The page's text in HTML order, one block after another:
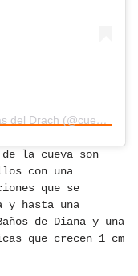
Una publicación compartida por Cuevas del Drach (@cuevasdeldrach)
la cueva son
con una
que se
y hasta una
de Diana y una
que crecen 1 cm